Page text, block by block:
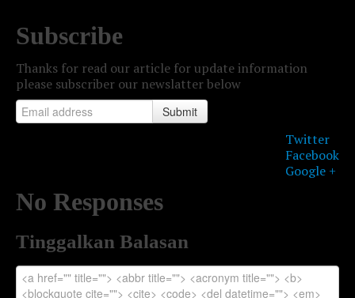
Subscribe
Thanks for read our article for update information
please subscriber our newslatter below
Submit
Twitter
Facebook
Google +
No Responses
Tinggalkan Balasan